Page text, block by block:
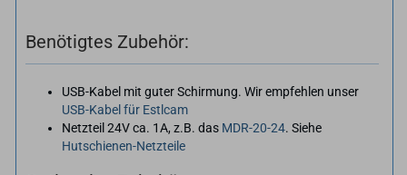
Benötigtes Zubehör:
USB-Kabel mit guter Schirmung. Wir empfehlen unser
USB-Kabel für Estlcam
Netzteil 24V ca. 1A, z.B. das MDR-20-24. Siehe
Hutschienen-Netzteile